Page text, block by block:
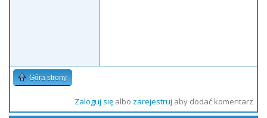
Góra strony
Zaloguj sięalbo zarejestruj aby dodać komentarz